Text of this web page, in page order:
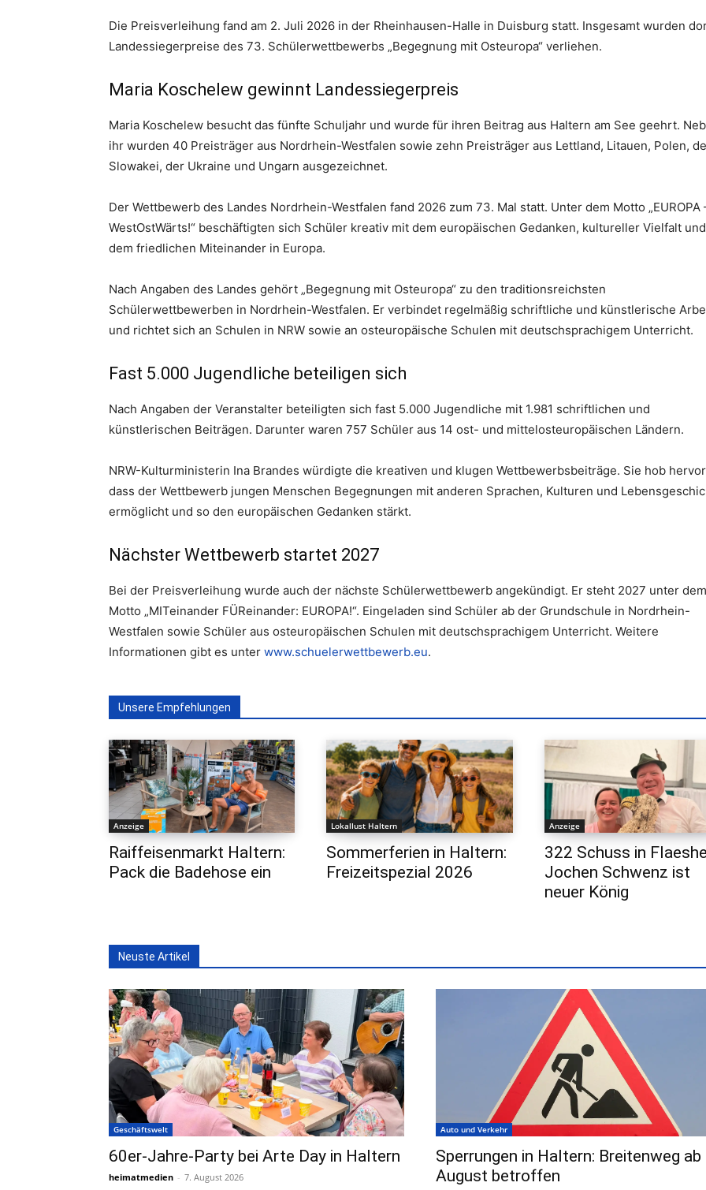
Die Preisverleihung fand am 2. Juli 2026 in der Rheinhausen-Halle in Duisburg statt. Insgesamt wurden
Landessiegerpreise des 73. Schülerwettbewerbs „Begegnung mit Osteuropa“ verliehen.
Maria Koschelew gewinnt Landessiegerpreis
Maria Koschelew besucht das fünfte Schuljahr und wurde für ihren Beitrag aus Haltern am See geehrt.
ihr wurden 40 Preisträger aus Nordrhein-Westfalen sowie zehn Preisträger aus Lettland, Litauen, Polen,
Slowakei, der Ukraine und Ungarn ausgezeichnet.
Der Wettbewerb des Landes Nordrhein-Westfalen fand 2026 zum 73. Mal statt. Unter dem Motto „EUROPA
WestOstWärts!“ beschäftigten sich Schüler kreativ mit dem europäischen Gedanken, kultureller Vielfalt und
dem friedlichen Miteinander in Europa.
Nach Angaben des Landes gehört „Begegnung mit Osteuropa“ zu den traditionsreichsten
Schülerwettbewerben in Nordrhein-Westfalen. Er verbindet regelmäßig schriftliche und künstlerische
und richtet sich an Schulen in NRW sowie an osteuropäische Schulen mit deutschsprachigem Unterricht.
Fast 5.000 Jugendliche beteiligen sich
Nach Angaben der Veranstalter beteiligten sich fast 5.000 Jugendliche mit 1.981 schriftlichen und
künstlerischen Beiträgen. Darunter waren 757 Schüler aus 14 ost- und mittelosteuropäischen Ländern.
NRW-Kulturministerin Ina Brandes würdigte die kreativen und klugen Wettbewerbsbeiträge. Sie hob
dass der Wettbewerb jungen Menschen Begegnungen mit anderen Sprachen, Kulturen und
ermöglicht und so den europäischen Gedanken stärkt.
Nächster Wettbewerb startet 2027
Bei der Preisverleihung wurde auch der nächste Schülerwettbewerb angekündigt. Er steht 2027 unter dem
Motto „MITeinander FÜReinander: EUROPA!“. Eingeladen sind Schüler ab der Grundschule in Nordrhein-
Westfalen sowie Schüler aus osteuropäischen Schulen mit deutschsprachigem Unterricht. Weitere
Informationen gibt es unter www.schuelerwettbewerb.eu.
Unsere Empfehlungen
Anzeige
Raiffeisenmarkt Haltern:
Pack die Badehose ein
Lokallust Haltern
Sommerferien in Haltern:
Freizeitspezial 2026
Anzeige
322 Schuss in
Jochen Schwenz ist
neuer König
Neuste Artikel
Geschäftswelt
60er-Jahre-Party bei Arte Day in Haltern
heimatmedien - 7. August 2026
Auto und Verkehr
Sperrungen in Haltern: Breitenweg ab
August betroffen